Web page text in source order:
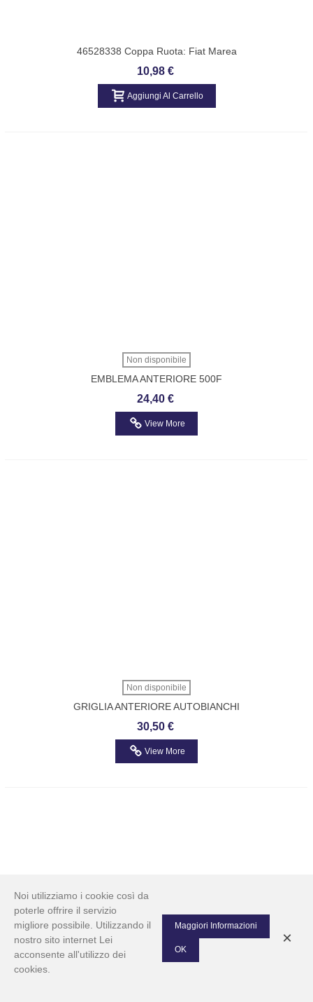
46528338 Coppa Ruota: Fiat Marea
Benzina DIAMETRO 15
10,98 €
Aggiungi Al Carrello
Non disponibile
EMBLEMA ANTERIORE 500F
ADATTABILE FIAT 4173311
24,40 €
View More
Non disponibile
GRIGLIA ANTERIORE AUTOBIANCHI
GIARDINIERA
30,50 €
View More
Noi utilizziamo i cookie così da
poterle offrire il servizio
migliore possibile. Utilizzando il
nostro sito internet Lei
acconsente all'utilizzo dei
cookies.
Maggiori Informazioni
OK
×